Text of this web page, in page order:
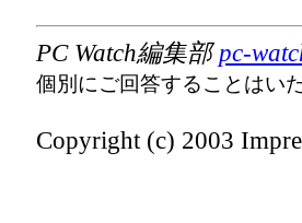
PC Watch編集部pc-
個別にご回答することはい
Copyright (c) 2003